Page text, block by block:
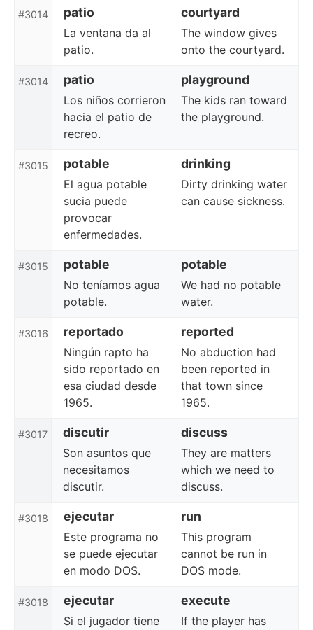
#3014 patio courtyard
La ventana da al
patio.
The window gives
onto the courtyard.
#3014 patio playground
Los niños corrieron
hacia el patio de
recreo.
The kids ran toward
the playground.
#3015 potable drinking
El agua potable
sucia puede
provocar
enfermedades.
Dirty drinking water
can cause sickness.
#3015 potable potable
No teníamos agua
potable.
We had no potable
water.
#3016 reportado reported
Ningún rapto ha
sido reportado en
esa ciudad desde
1965.
No abduction had
been reported in
that town since
1965.
#3017 discutir discuss
Son asuntos que
necesitamos
discutir.
They are matters
which we need to
discuss.
#3018 ejecutar run
Este programa no
se puede ejecutar
en modo DOS.
This program
cannot be run in
DOS mode.
#3018 ejecutar execute
Si el jugador tiene
If the player has